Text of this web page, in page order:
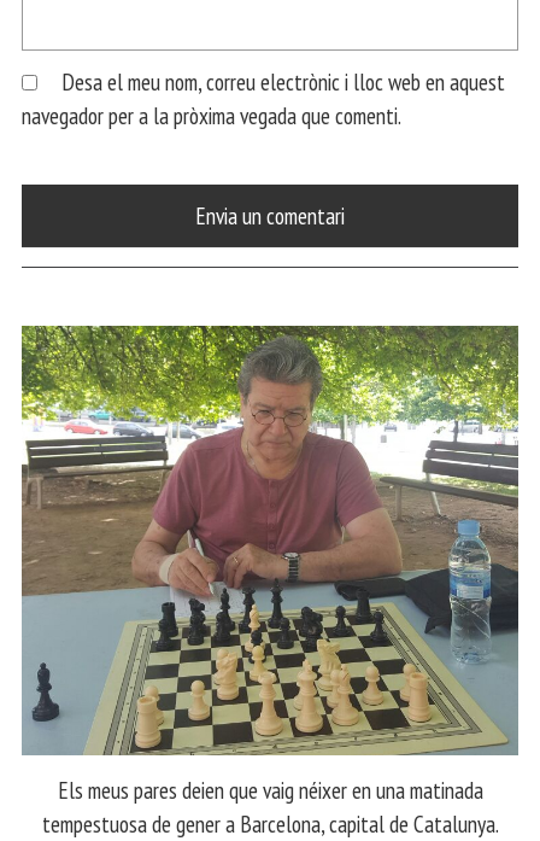
Desa el meu nom, correu electrònic i lloc web en aquest
navegador per a la pròxima vegada que comenti.
Els meus pares deien que vaig néixer en una matinada
tempestuosa de gener a Barcelona, capital de Catalunya.